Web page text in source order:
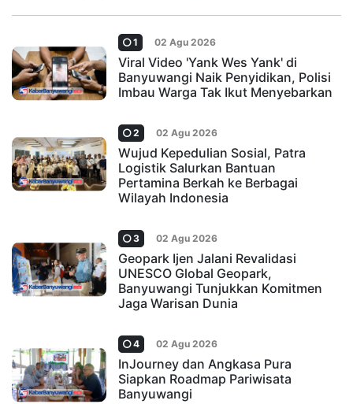
1 02 Agu 2026
Viral Video 'Yank Wes Yank' di
Banyuwangi Naik Penyidikan, Polisi
Imbau Warga Tak Ikut Menyebarkan
2 02 Agu 2026
Wujud Kepedulian Sosial, Patra
Logistik Salurkan Bantuan
Pertamina Berkah ke Berbagai
Wilayah Indonesia
3 02 Agu 2026
Geopark Ijen Jalani Revalidasi
UNESCO Global Geopark,
Banyuwangi Tunjukkan Komitmen
Jaga Warisan Dunia
4 02 Agu 2026
InJourney dan Angkasa Pura
Siapkan Roadmap Pariwisata
Banyuwangi